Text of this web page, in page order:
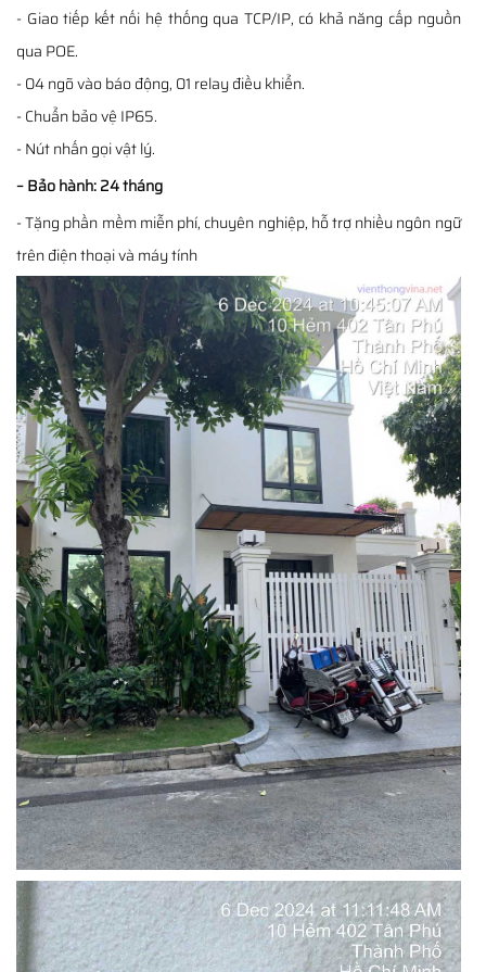
- Giao tiếp kết nối hệ thống qua TCP/IP, có khả năng cấp nguồn
qua POE.
- 04 ngõ vào báo động, 01 relay điều khiển.
- Chuẩn bảo vệ IP65.
- Nút nhấn gọi vật lý.
– Bảo hành: 24 tháng
- Tặng phần mềm miễn phí, chuyên nghiệp, hỗ trợ nhiều ngôn ngữ
trên điện thoại và máy tính